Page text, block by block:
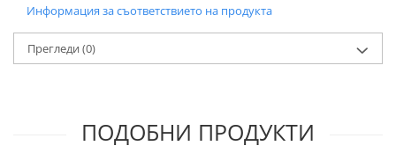
Информация за съответствието на продукта
Прегледи (0)
ПОДОБНИ ПРОДУКТИ